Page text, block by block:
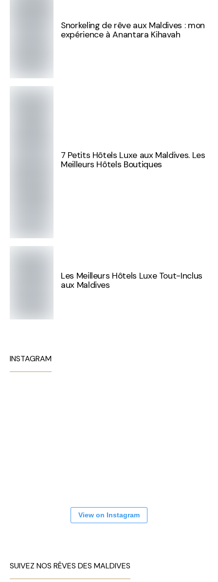
Snorkeling de rêve aux Maldives : mon
expérience à Anantara Kihavah
7 Petits Hôtels Luxe aux Maldives. Les
Meilleurs Hôtels Boutiques
Les Meilleurs Hôtels Luxe Tout-Inclus
aux Maldives
INSTAGRAM
View on Instagram
SUIVEZ NOS RÊVES DES MALDIVES